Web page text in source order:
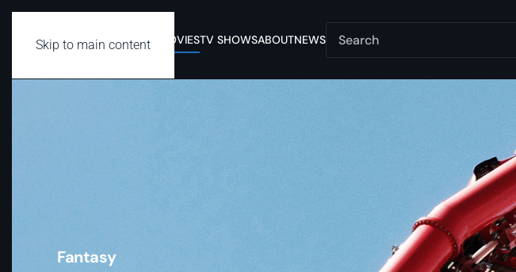
Skip to main content MOVIESTV SHOWSABOUTNEWS
Fantasy